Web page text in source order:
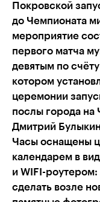
Покровской
до Чемпионата
мероприятие
первого матча
девятым по
котором
церемонии
послы города
Дмитрий
Часы оснащены
календарем в
и WIFI-
сделать возле